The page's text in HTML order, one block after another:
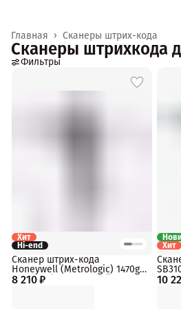
Сканеры штрих-кода
Главная ›
Сканеры штрихкода
Фильтры
Хит
Hi-end
8 210 ₽
Сканер штрих-кода
Honeywell (Metrologic) 1470g
Voyager (USB, Черный, арт.
Хит
10